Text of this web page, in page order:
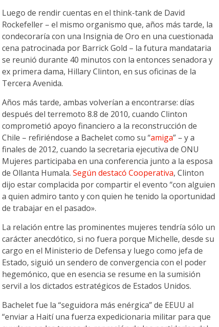
Luego de rendir cuentas en el think-tank de David
Rockefeller – el mismo organismo que, años más tarde, la
condecoraría con una Insignia de Oro en una cuestionada
cena patrocinada por Barrick Gold – la futura mandataria
se reunió durante 40 minutos con la entonces senadora y
ex primera dama, Hillary Clinton, en sus oficinas de la
Tercera Avenida.
Años más tarde, ambas volverían a encontrarse: días
después del terremoto 8.8 de 2010, cuando Clinton
comprometió apoyo financiero a la reconstrucción de
Chile – refiriéndose a Bachelet como su “amiga” – y a
finales de 2012, cuando la secretaria ejecutiva de ONU
Mujeres participaba en una conferencia junto a la esposa
de Ollanta Humala.Según destacó Cooperativa, Clinton
dijo estar complacida por compartir el evento “con alguien
a quien admiro tanto y con quien he tenido la oportunidad
de trabajar en el pasado».
La relación entre las prominentes mujeres tendría sólo un
carácter anecdótico, si no fuera porque Michelle, desde su
cargo en el Ministerio de Defensa y luego como jefa de
Estado, siguió un sendero de convergencia con el poder
hegemónico, que en esencia se resume en la sumisión
servil a los dictados estratégicos de Estados Unidos.
Bachelet fue la “seguidora más enérgica” de EEUU al
“enviar a Haití una fuerza expedicionaria militar para que